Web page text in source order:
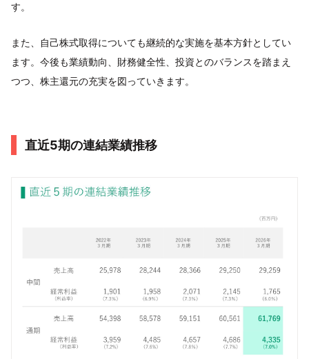
す。
また、自己株式取得についても継続的な実施を基本方針としてい
ます。今後も業績動向、財務健全性、投資とのバランスを踏まえ
つつ、株主還元の充実を図っていきます。
直近5期の連結業績推移